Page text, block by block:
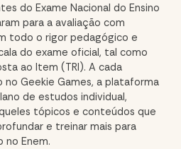
do Exame Nacional do Ensino
para a avaliação com
todo o rigor pedagógico e
do exame oficial, tal como
ao Item (TRI). A cada
Geekie Games, a plataforma
de estudos individual,
tópicos e conteúdos que
e treinar mais para
no Enem.